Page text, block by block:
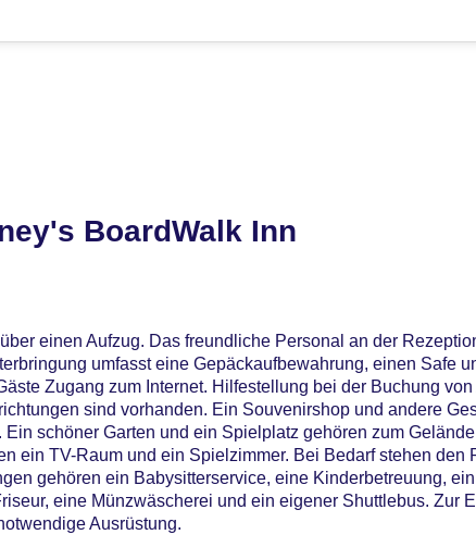
BoardWalk Inn
einen Aufzug. Das freundliche Personal an der
umfasst eine Gepäckaufbewahrung, einen Safe
Zugang zum Internet. Hilfestellung bei der Buchung
sind vorhanden. Ein Souvenirshop und andere
schöner Garten und ein Spielplatz gehören zum
ein TV-Raum und ein Spielzimmer. Bei Bedarf stehen den
gehören ein Babysitterservice, eine Kinderbetreuung,
eine Münzwäscherei und ein eigener Shuttlebus. Zur
Ausrüstung.